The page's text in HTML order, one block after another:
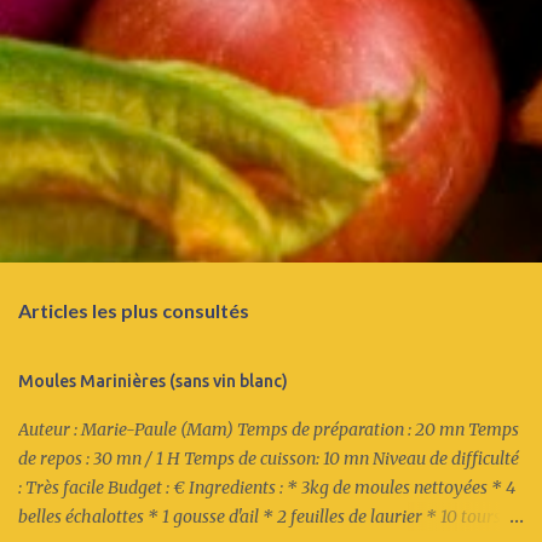
Articles les plus consultés
Moules Marinières (sans vin blanc)
Auteur : Marie-Paule (Mam) Temps de préparation : 20 mn Temps
de repos : 30 mn / 1 H Temps de cuisson: 10 mn Niveau de difficulté
: Très facile Budget : € Ingredients : * 3kg de moules nettoyées * 4
belles échalottes * 1 gousse d'ail * 2 feuilles de laurier * 10 tours du